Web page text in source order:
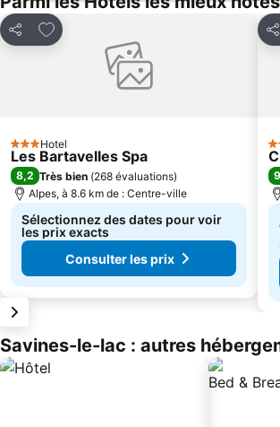
Partager
Ajouter à mes favoris
3 Étoiles
Hotel
Les Bartavelles Spa
8,2 Très bien (268 évaluations)
Alpes, à 8.6 km de : Centre-ville
Sélectionnez des dates pour voir
les prix exacts
Consulter les prix
2
Savines-le-lac : autres